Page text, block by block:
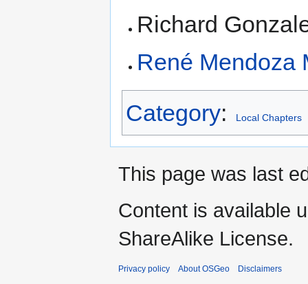
Richard
René Mendoza
Category: Local Chapters
This page was last
Content is available
ShareAlike License.
Privacy policy About OSGeo Disclaimers